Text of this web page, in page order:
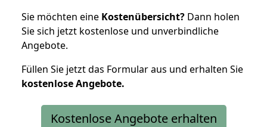
Sie möchten eine Kostenübersicht? Dann holen
Sie sich jetzt kostenlose und unverbindliche
Angebote.
Füllen Sie jetzt das Formular aus und erhalten Sie
kostenloseAngebote.
Kostenlose Angebote erhalten